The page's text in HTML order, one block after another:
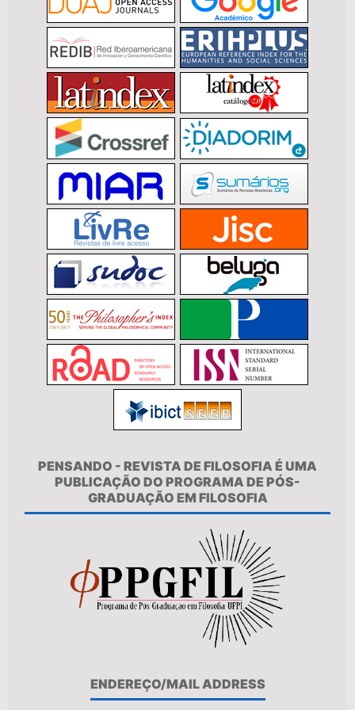
PENSANDO - REVISTA DE FILOSOFIA É UMA
PUBLICAÇÃO DO PROGRAMA DE PÓS-
GRADUAÇÃO EM FILOSOFIA
ENDEREÇO/MAIL ADDRESS